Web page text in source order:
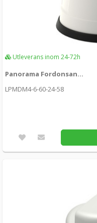
Utleverans inom 24-72h
Panorama Fordonsantenn 4x4 MIMO 5G/4G WiFi White
LPMDM4-6-60-24-58